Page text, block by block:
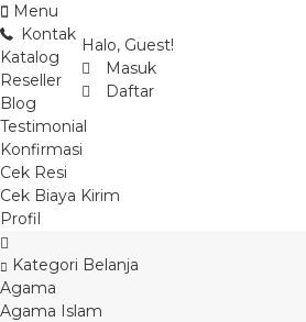
Menu
Kontak
Katalog
Reseller
Blog
Testimonial
Konfirmasi
Cek Resi
Cek Biaya Kirim
Profil
Kategori Belanja
Agama
Agama Islam
Halo, Guest!
Masuk
Daftar